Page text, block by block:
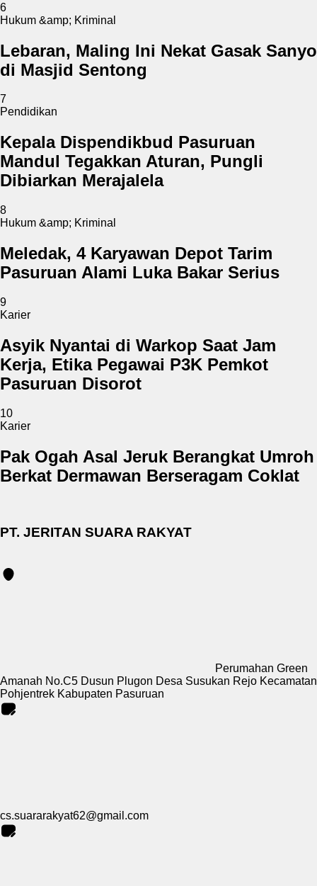
6
Hukum &amp; Kriminal
Lebaran, Maling Ini Nekat Gasak Sanyo
di Masjid Sentong
7
Pendidikan
Kepala Dispendikbud Pasuruan
Mandul Tegakkan Aturan, Pungli
Dibiarkan Merajalela
8
Hukum &amp; Kriminal
Meledak, 4 Karyawan Depot Tarim
Pasuruan Alami Luka Bakar Serius
9
Karier
Asyik Nyantai di Warkop Saat Jam
Kerja, Etika Pegawai P3K Pemkot
Pasuruan Disorot
10
Karier
Pak Ogah Asal Jeruk Berangkat Umroh
Berkat Dermawan Berseragam Coklat
PT. JERITAN SUARA RAKYAT
Perumahan Green
Amanah No.C5 Dusun Plugon Desa Susukan Rejo Kecamatan
Pohjentrek Kabupaten Pasuruan
cs.suararakyat62@gmail.com